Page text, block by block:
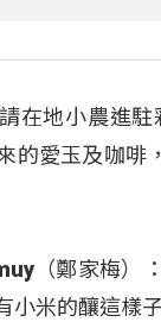
在地小農進
的愛玉及咖啡
（鄭家梅）
小米的釀這樣子